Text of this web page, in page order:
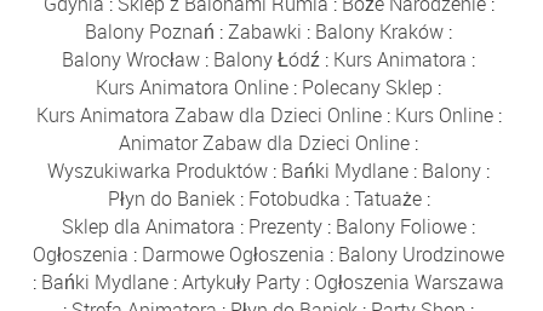
Balony Poznań :Zabawki : Balony Kraków :
Balony Wrocław : Balony Łódź : Kurs Animatora :
Kurs Animatora Online : Polecany Sklep :
Kurs Animatora Zabaw dla Dzieci Online: Kurs Online:
Animator Zabaw dla Dzieci Online :
Wyszukiwarka Produktów : Bańki Mydlane : Balony :
Płyn do Baniek: Fotobudka :Tatuaże:
Sklep dla Animatora : Prezenty : Balony Foliowe :
Ogłoszenia : Darmowe Ogłoszenia : Balony Urodzinowe
: Bańki Mydlane :Artykuły Party : Ogłoszenia Warszawa